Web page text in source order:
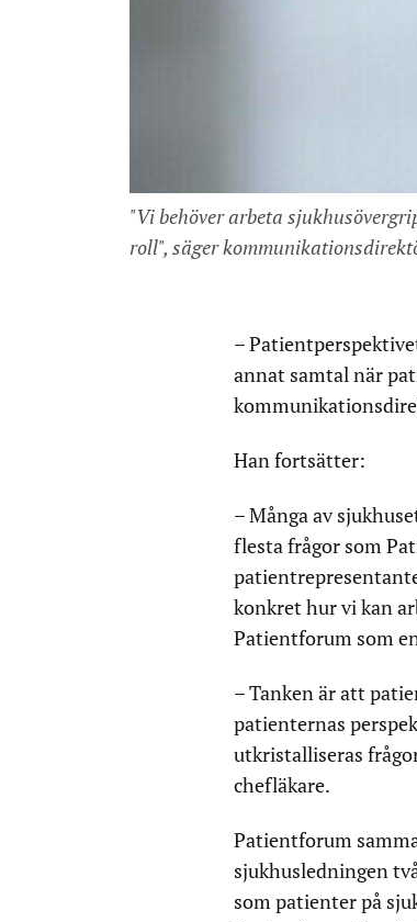
"Vi behöver arbeta
roll", säger
–
annat samtal när
Han fortsätter:
– Många av
flesta frågor som
konkret hur vi kan
Patientforum som
– Tanken är att
patienternas
utkristalliseras
chefläkare.
Patientforum
sjukhusledningen
som patienter på